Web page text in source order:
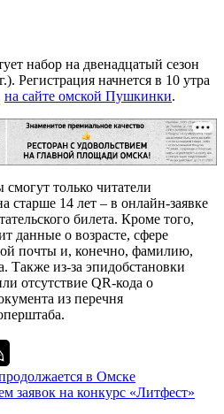
набор на двенадцатый сезон
Регистрация начнется в 10 утра
на сайте омской Пушкинки.
только читатели
14 лет – в онлайн-заявке
билета. Кроме того,
данные о возрасте, сфере
почты и, конечно, фамилию,
Также из-за эпидобстановки
отсутствие QR-кода о
из перечня
в Омске
заявок на конкурс «Литфест»